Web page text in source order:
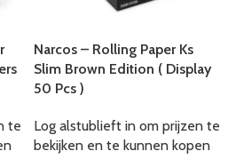
te
Narcos – Rolling Paper Ks
Slim Brown Edition ( Display
50 Pcs )
Log alstublieft in om prijzen te
bekijken en te kunnen kopen